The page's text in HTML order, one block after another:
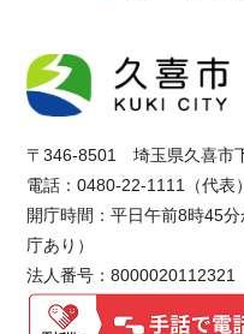
〒346-8501 埼玉県久喜市
電話：0480-22-1111（代表）
開庁時間：平日午前8時45
庁あり）
法人番号：8000020112321